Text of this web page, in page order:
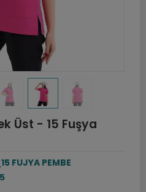
Üst - 15 Fuşya
FUJYA PEMBE